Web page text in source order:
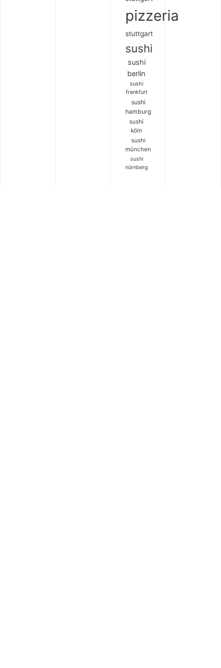
pizzeria
stuttgart
sushi
sushi
berlin
sushi
frankfurt
sushi
hamburg
sushi
köln
sushi
münchen
sushi
nürnberg